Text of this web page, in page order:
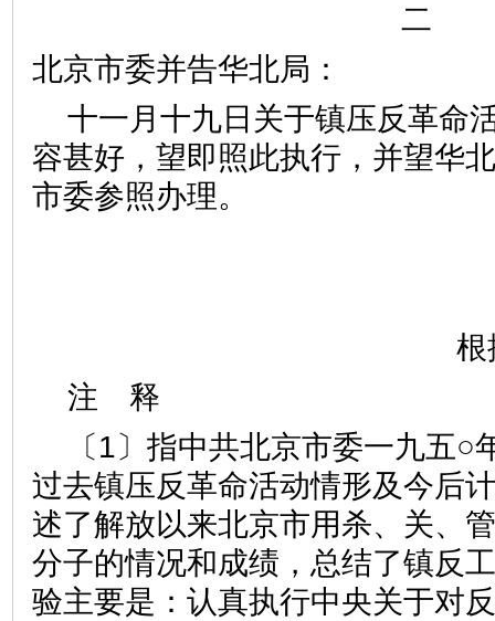
二
北京市委并告华北局：
十一月十九日关于镇压反革命
容甚好，望即照此执行，并望华
市委参照办理。
根
注 释
〔1〕指中共北京市委一九五○
过去镇压反革命活动情形及今后
述了解放以来北京市用杀、关、
分子的情况和成绩，总结了镇反
验主要是：认真执行中央关于对